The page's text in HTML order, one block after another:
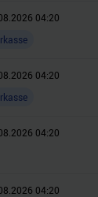
04:20
04:20
04:20
04:20